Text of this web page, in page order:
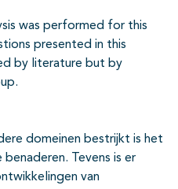
was performed for this
presented in this
by literature but by
domeinen bestrijkt is het
Tevens is er
van